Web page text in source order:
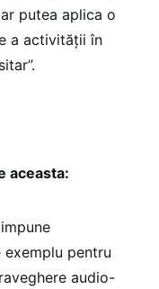
putea aplica o
a activității în
aceasta:
pentru
audio-